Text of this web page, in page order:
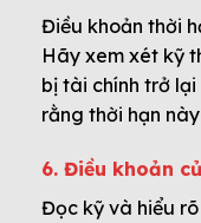
Điều khoản thời
Hãy xem xét kỹ
bị tài chính trở
rằng thời hạn
6. Điều khoản
Đọc kỹ và hiểu